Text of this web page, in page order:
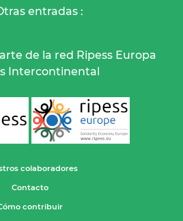
entradas :
de la red Ripess Europa
Intercontinental
colaboradores
Contacto
contribuir